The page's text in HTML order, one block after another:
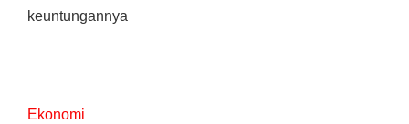
keuntungannya
Ekonomi